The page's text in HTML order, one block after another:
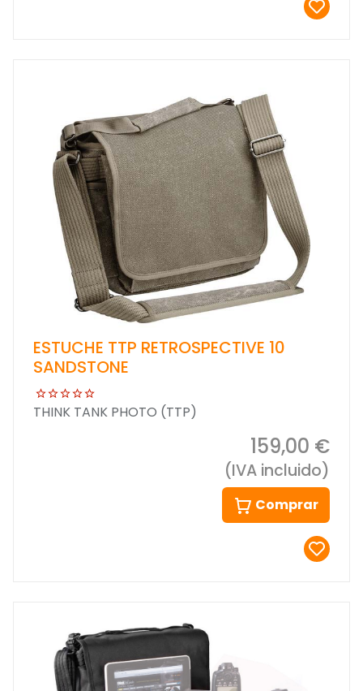
ESTUCHE TTP RETROSPECTIVE 10
SANDSTONE
THINK TANK PHOTO (TTP)
159,00 €
(IVA incluido)
Comprar